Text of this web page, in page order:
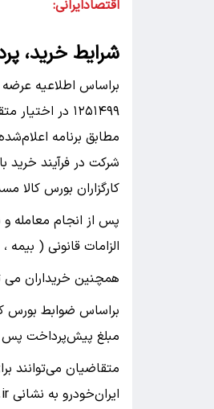
اقتصادایرانی:
شرایط خرید،
۱۲۵۱۴۹۹ در اختیار متقاضیان قرار خواهد گرفت.
کارگزاران بورس کالا
پس از انجام معامله
الزامات قانونی ( بیمه
همچنین خریداران می
براساس ضوابط بورس
مبلغ پیش‌پرداخت پس
متقاضیان می‌توانند
ایران‌خودرو به نشانی ikco.ir مراجعه کنند.